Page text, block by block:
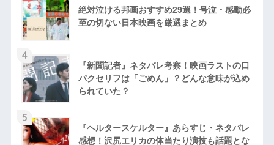
絶対泣ける邦画おすすめ29選！号泣・感動必
至の切ない日本映画を厳選まとめ
4
『新聞記者』ネタバレ考察！映画ラストの口
パクセリフは「ごめん」？どんな意味が込め
られていた？
5
『ヘルタースケルター』あらすじ・ネタバレ
感想！沢尻エリカの体当たり演技も話題とな